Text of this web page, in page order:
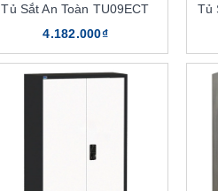
Tủ Sắt An Toàn TU09ECT
4.182.000₫
Tủ